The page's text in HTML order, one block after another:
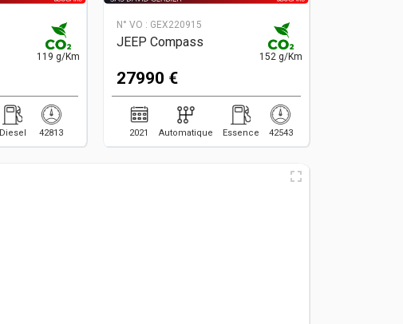
119 g/Km
Diesel 42813
N° VO : GEX220915
JEEP Compass
152 g/Km
27990 €
2021 Automatique Essence 42543